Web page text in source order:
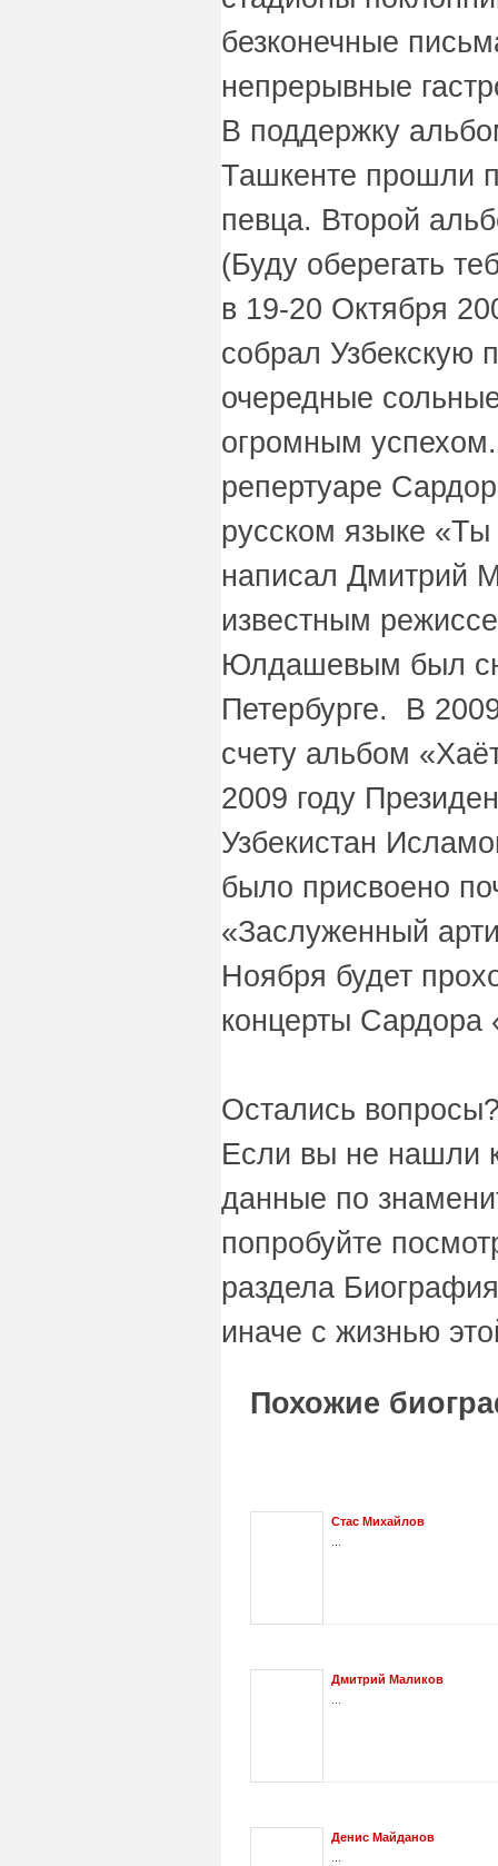
безконечные
непрерывные
В поддержку
Ташкенте прошли
певца. Второй
(Буду оберегать
в 19-20 Октября
собрал Узбекскую
очередные
огромным
репертуаре
русском языке
написал Дмитрий
известным
Юлдашевым был
Петербурге. В
счету альбом
2009 году
Узбекистан
было присвоено
«Заслуженный
Ноября будет
концерты Сардора
Остались
Если вы не нашли
данные по
попробуйте
раздела
иначе с жизнью
Похожие
Стас Михайлов
Дмитрий Маликов
Денис Майданов